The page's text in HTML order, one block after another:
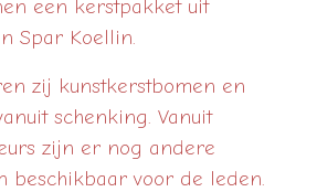
een kerstpakket uit
Spar Koellin.
zij kunstkerstbomen en
schenking. Vanuit
zijn er nog andere
beschikbaar voor de leden.